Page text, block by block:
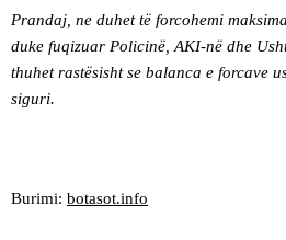
Prandaj, ne duhet të forcohemi
duke fuqizuar Policinë, AKI-në dhe
thuhet rastësisht se balanca e forcave
siguri.
Burimi: botasot.info